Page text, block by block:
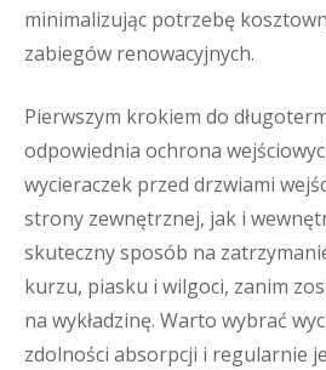
minimalizując potrzebę
zabiegów renowacyjnych.
Pierwszym krokiem do
odpowiednia ochrona
wycieraczek przed drzwiami
strony zewnętrznej, jak i
skuteczny sposób na
kurzu, piasku i wilgoci, zanim
na wykładzinę. Warto wybrać
zdolności absorpcji i regularnie